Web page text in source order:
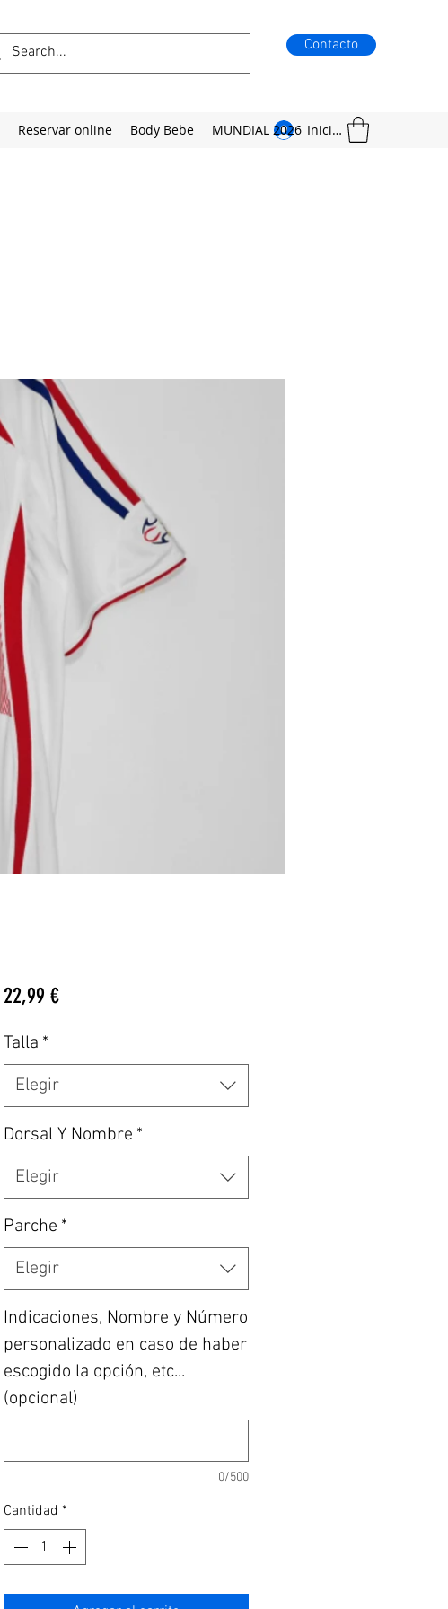
Contacto
Iniciar sesión
Reservar online Body Bebe MUNDIAL 2026
22,99 €Precio
Talla *
Elegir
Dorsal Y Nombre *
Elegir
Parche *
Elegir
Indicaciones, Nombre y Número
personalizado en caso de haber
escogido la opción, etc...
(opcional)
0/500
Cantidad *